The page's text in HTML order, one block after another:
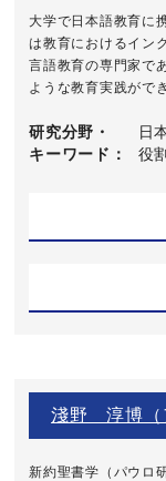
大学で日本語教育に
は教育におけるイン
言語教育の専門家で
ような教育実践がで
研究分野・
キーワード
日
役割
淺野 淳博（
新約聖書学（パウロ